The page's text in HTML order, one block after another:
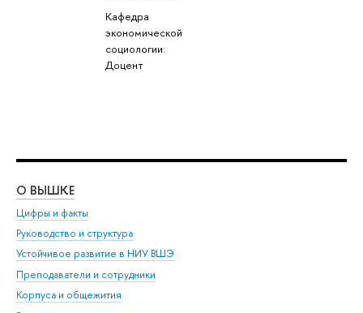
Кафедра
экономической
социологии:
Доцент
О ВЫШКЕ
Цифры и факты
Руководство и структура
Устойчивое развитие в НИУ ВШЭ
Преподаватели и сотрудники
Корпуса и общежития